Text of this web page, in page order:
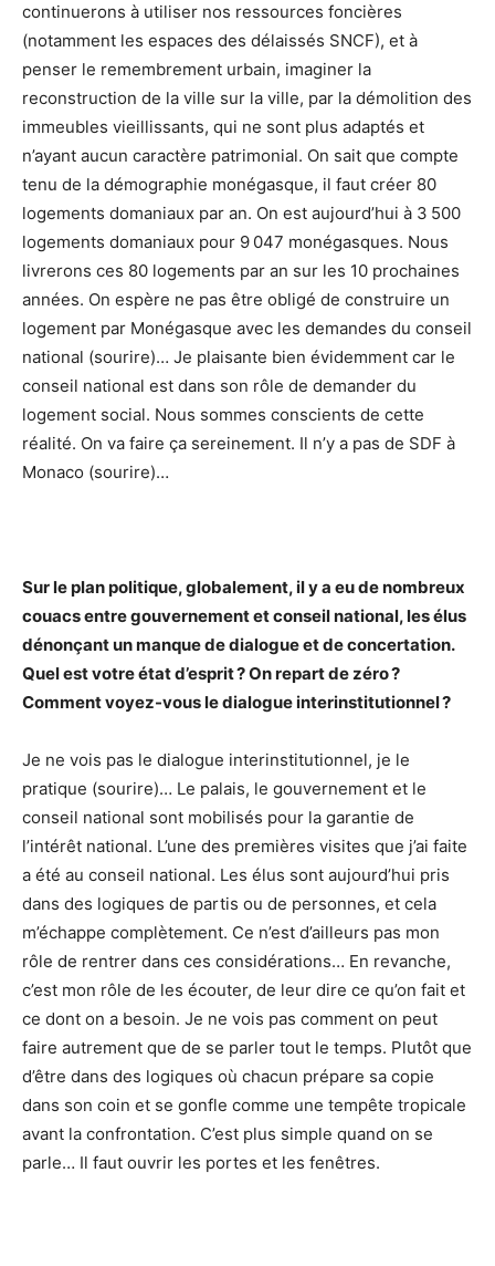
continuerons à utiliser nos ressources foncières
(notamment les espaces des délaissés SNCF), et à
penser le remembrement urbain, imaginer la
reconstruction de la ville sur la ville, par la démolition des
immeubles vieillissants, qui ne sont plus adaptés et
n’ayant aucun caractère patrimonial. On sait que compte
tenu de la démographie monégasque, il faut créer 80
logements domaniaux par an. On est aujourd’hui à 3 500
logements domaniaux pour 9 047 monégasques. Nous
livrerons ces 80 logements par an sur les 10 prochaines
années. On espère ne pas être obligé de construire un
logement par Monégasque avec les demandes du conseil
national (sourire)… Je plaisante bien évidemment car le
conseil national est dans son rôle de demander du
logement social. Nous sommes conscients de cette
réalité. On va faire ça sereinement. Il n’y a pas de SDF à
Monaco (sourire)…
Sur le plan politique, globalement, il y a eu de nombreux
couacs entre gouvernement et conseil national, les élus
dénonçant un manque de dialogue et de concertation.
Quel est votre état d’esprit ? On repart de zéro ?
Comment voyez-vous le dialogue interinstitutionnel ?
Je ne vois pas le dialogue interinstitutionnel, je le
pratique (sourire)… Le palais, le gouvernement et le
conseil national sont mobilisés pour la garantie de
l’intérêt national. L’une des premières visites que j’ai faite
a été au conseil national. Les élus sont aujourd’hui pris
dans des logiques de partis ou de personnes, et cela
m’échappe complètement. Ce n’est d’ailleurs pas mon
rôle de rentrer dans ces considérations… En revanche,
c’est mon rôle de les écouter, de leur dire ce qu’on fait et
ce dont on a besoin. Je ne vois pas comment on peut
faire autrement que de se parler tout le temps. Plutôt que
d’être dans des logiques où chacun prépare sa copie
dans son coin et se gonfle comme une tempête tropicale
avant la confrontation. C’est plus simple quand on se
parle… Il faut ouvrir les portes et les fenêtres.